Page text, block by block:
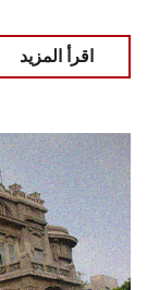
اقرأ المزيد